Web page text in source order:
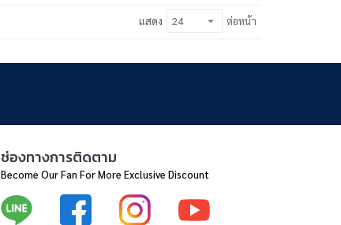
แสดง ต่อหน้า
ช่องทางการติดตาม
Become Our Fan For More Exclusive Discount